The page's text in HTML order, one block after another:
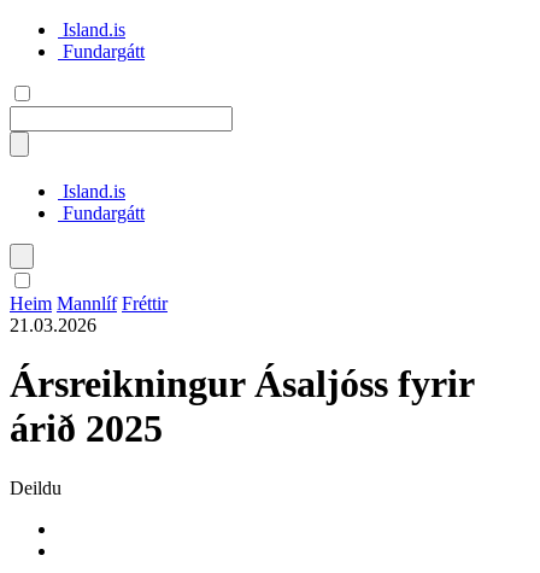
Island.is
Fundargátt
Island.is
Fundargátt
Polski
Heim Mannlíf Fréttir
21.03.2026
Ársreikningur Ásaljóss fyrir
árið 2025
Deildu